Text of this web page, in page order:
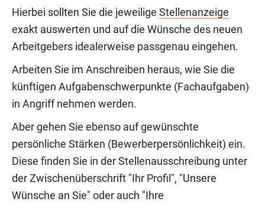
Hierbei sollten Sie die jeweilige Stellenanzeige
exakt auswerten und auf die Wünsche des neuen
Arbeitgebers idealerweise passgenau eingehen.
Arbeiten Sie im Anschreiben heraus, wie Sie die
künftigen Aufgabenschwerpunkte (Fachaufgaben)
in Angriff nehmen werden.
Aber gehen Sie ebenso auf gewünschte
persönliche Stärken (Bewerberpersönlichkeit) ein.
Diese finden Sie in der Stellenausschreibung unter
der Zwischenüberschrift "Ihr Profil", "Unsere
Wünsche an Sie" oder auch "Ihre